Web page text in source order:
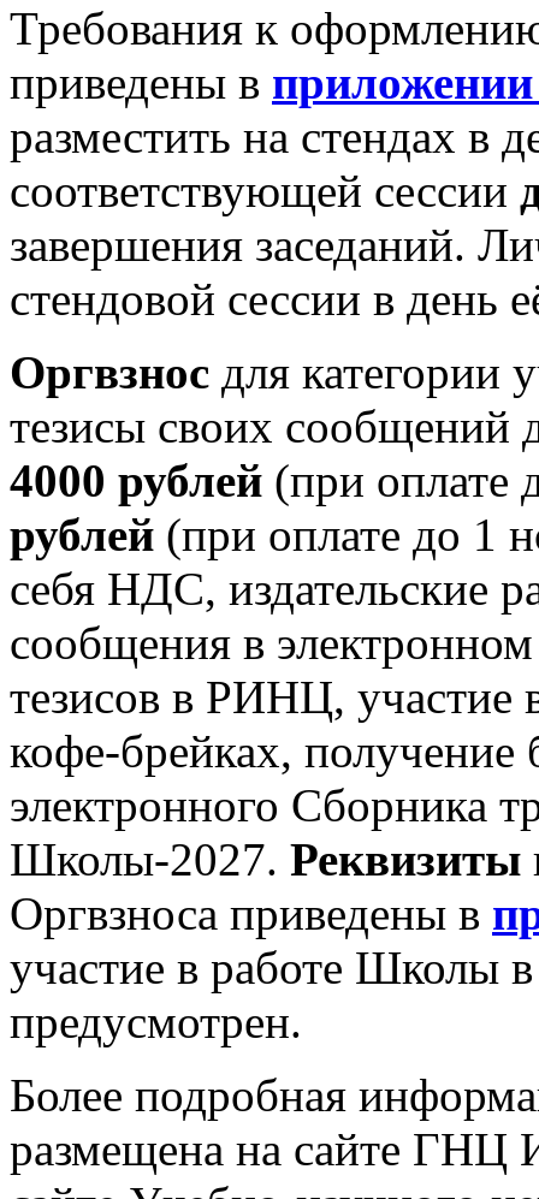
Требования к
приведены в
разместить на стендах в
соответствующей сессии
завершения заседаний.
стендовой сессии в день
Оргвзнос для категории
тезисы своих сообщений
4000 рублей (при оплате
рублей (при оплате до 1
себя НДС, издательские
сообщения в
тезисов в РИНЦ, участие
кофе-брейках,
электронного Сборника
Школы-2027. Реквизиты
Оргвзноса приведены в
участие в работе Школы
предусмотрен.
Более подробная
размещена на сайте